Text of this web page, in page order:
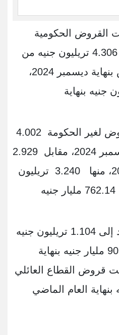
القروض الحكومية
لتستحوذ على ما قيمته 4.306 تريليون جنيه من
إجمالي أرصدة القروض بنهاية ديسمبر 2024،
تريليون جنيه بنهاية
فيما بلغت أرصدة القروض لغير الحكومة 4.002
تريليون جنيه بنهاية ديسمبر 2024، مقابل 2.929
تريليون جنيه بنهاية 2023، منها 3.240 تريليون
جنيه بالعملة المحلية و 762.14 مليار جنيه
وارتفعت قروض الأفراد إلى 1.104 تريليون جنيه
بنهاية 2024، مقابل 905.9 مليار جنيه بنهاية
فيما بلغت قروض القطاع العائلي
جنيه بنهاية العام الماضي